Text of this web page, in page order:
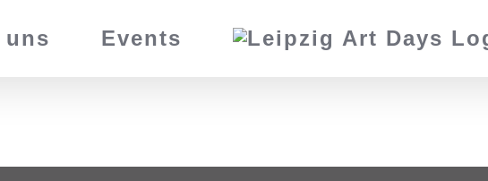
uns Events